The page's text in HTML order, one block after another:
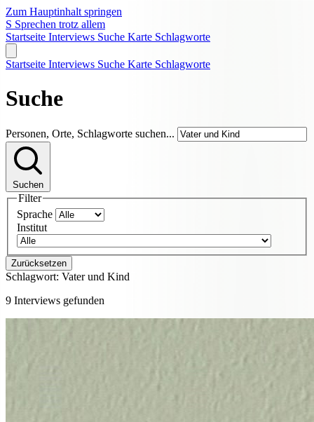
Zum Hauptinhalt springen
S Sprechen trotz allem
Startseite Interviews Suche Karte Schlagworte
Startseite Interviews Suche Karte Schlagworte
Suche
Personen, Orte, Schlagworte suchen...
Suchen
Filter
Sprache
Institut
Zurücksetzen
Schlagwort: Vater und Kind
9 Interviews gefunden